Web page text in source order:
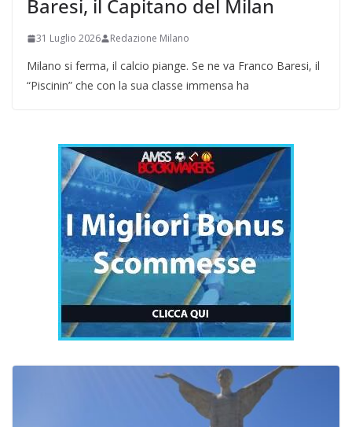
Baresi, il Capitano del Milan
31 Luglio 2026 Redazione Milano
Milano si ferma, il calcio piange. Se ne va Franco Baresi, il
“Piscinin” che con la sua classe immensa ha